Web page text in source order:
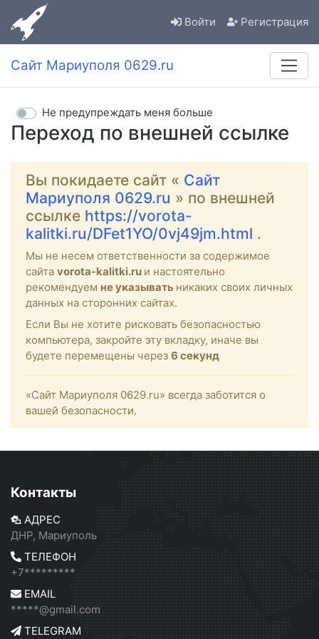
Войти Регистрация
Сайт Мариуполя 0629.ru
Переход по внешней ссылке
Не предупреждать меня больше
Вы покидаете сайт « Сайт
Мариуполя 0629.ru » по внешней
ссылке https://vorota-
kalitki.ru/DFet1YO/0vj49jm.html .
Мы не несем ответственности за содержимое
сайта vorota-kalitki.ru и настоятельно
рекомендуем не указывать никаких своих личных
данных на сторонних сайтах.
Если Вы не хотите рисковать безопасностью
компьютера, закройте эту вкладку, иначе вы
будете перемещены через 6 секунд
«Сайт Мариуполя 0629.ru» всегда заботится о
вашей безопасности.
Контакты
АДРЕС
ДНР, Мариуполь
ТЕЛЕФОН
+7*********
EMAIL
*****@gmail.com
TELEGRAM